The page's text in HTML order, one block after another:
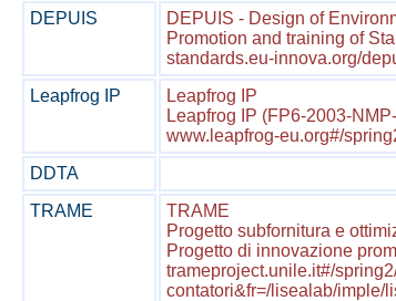
DEPUIS
DEPUIS - Design of
Promotion and training of
standards.eu-innova.org/
Leapfrog IP
Leapfrog IP
Leapfrog IP (FP6-2003-
www.leapfrog-eu.org#/
DDTA
TRAME
TRAME
Progetto subfornitura e
Progetto di innovazione
trameproject.unile.it#/
contatori&fr=/lisealab/imple/